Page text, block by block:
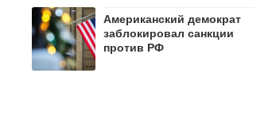
Американский демократ
заблокировал санкции
против РФ